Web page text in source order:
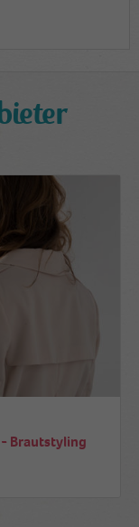
Brautstyling